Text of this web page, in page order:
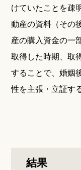
けていたことを疎
動産の資料（その
産の購入資金の一
取得した時期、取
することで、婚姻
性を主張・立証す
結果